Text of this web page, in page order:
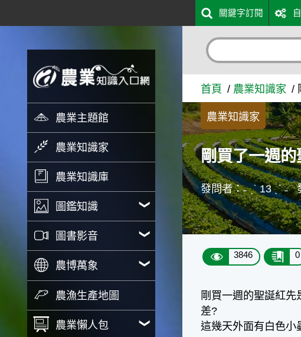
剛買了一週的聖誕紅出現白點
農業主題館
農業知識家
農業知識庫
圖鑑知識
圖書影音
農博萬象
農漁生產地圖
農業懶人包
關鍵字訂閱
首頁 農業知識家
農業知識家
剛買了一週
發問者：˗ ˏˋ 13 ˎˊ ˗
3846 0
剛買一週的聖誕紅
差?
這幾天外面有白色小